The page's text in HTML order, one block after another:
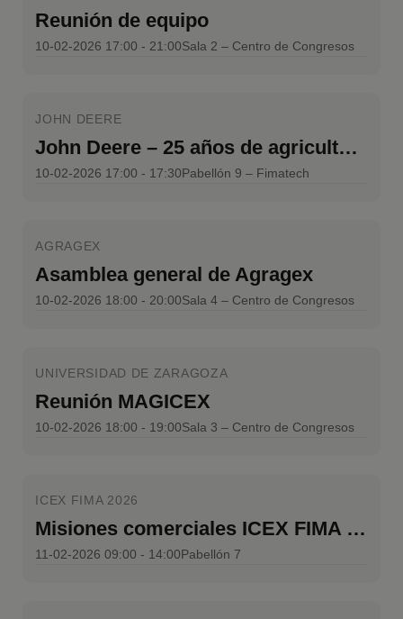
Reunión de equipo
10-02-2026 17:00 - 21:00Sala 2 – Centro de Congresos
JOHN DEERE
John Deere – 25 años de agricultura de precisión
10-02-2026 17:00 - 17:30Pabellón 9 – Fimatech
AGRAGEX
Asamblea general de Agragex
10-02-2026 18:00 - 20:00Sala 4 – Centro de Congresos
UNIVERSIDAD DE ZARAGOZA
Reunión MAGICEX
10-02-2026 18:00 - 19:00Sala 3 – Centro de Congresos
ICEX FIMA 2026
Misiones comerciales ICEX FIMA 2026
11-02-2026 09:00 - 14:00Pabellón 7